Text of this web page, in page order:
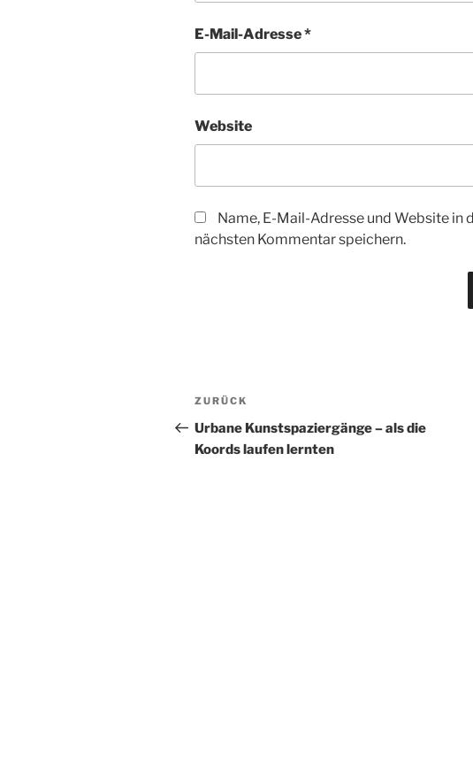
E-Mail-Adresse*
Website
Name, E-Mail-Adresse und Website in
nächsten Kommentar speichern.
Beitragsnavigation
Vorheriger
Beitrag
ZURÜCK
Urbane Kunstspaziergänge – als die
Koords laufen lernten